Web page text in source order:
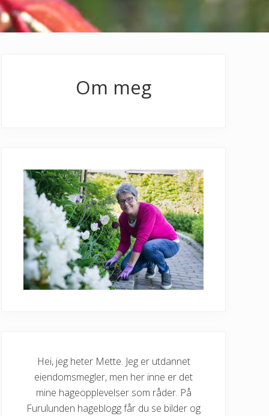
Om meg
Hei, jeg heter Mette. Jeg er utdannet
eiendomsmegler, men her inne er det
mine hageopplevelser som råder. På
Furulunden hageblogg får du se bilder og